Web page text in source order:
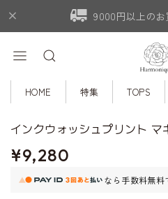
9000円以上の
HOME 特集 TOPS
インクウォッシュプリント
¥9,280
なら 手数料無料